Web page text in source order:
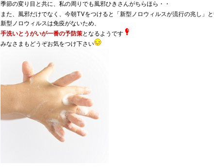
季節の変り目と共に、私の周りでも風邪ひきさんがちらほら・・
また、風邪だけでなく、今朝TVをつけると「新型ノロウィルスが流行の兆し」と
新型ノロウィルスは免疫がないため、
手洗いとうがいが一番の予防策となるようです
みなさまもどうぞお気をつけ下さい